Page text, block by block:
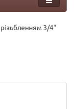
різьбленням 3/4"